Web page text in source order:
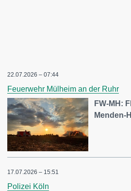
22.07.2026 – 07:44
Feuerwehr Mülheim an der Ruhr
FW-MH:
Menden-
17.07.2026 – 15:51
Polizei Köln